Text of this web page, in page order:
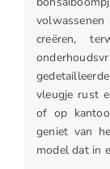
creëren,
vleugje rust
of op
geniet van
model dat in